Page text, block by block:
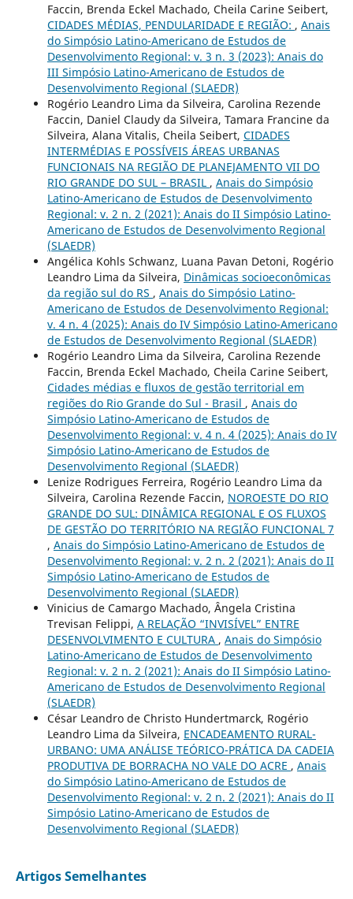
Faccin, Brenda Eckel Machado, Cheila Carine Seibert,
CIDADES MÉDIAS, PENDULARIDADE E REGIÃO: , Anais
do Simpósio Latino-Americano de Estudos de
Desenvolvimento Regional: v. 3 n. 3 (2023): Anais do
III Simpósio Latino-Americano de Estudos de
Desenvolvimento Regional (SLAEDR)
Rogério Leandro Lima da Silveira, Carolina Rezende
Faccin, Daniel Claudy da Silveira, Tamara Francine da
Silveira, Alana Vitalis, Cheila Seibert, CIDADES
INTERMÉDIAS E POSSÍVEIS ÁREAS URBANAS
FUNCIONAIS NA REGIÃO DE PLANEJAMENTO VII DO
RIO GRANDE DO SUL – BRASIL , Anais do Simpósio
Latino-Americano de Estudos de Desenvolvimento
Regional: v. 2 n. 2 (2021): Anais do II Simpósio Latino-
Americano de Estudos de Desenvolvimento Regional
(SLAEDR)
Angélica Kohls Schwanz, Luana Pavan Detoni, Rogério
Leandro Lima da Silveira, Dinâmicas socioeconômicas
da região sul do RS , Anais do Simpósio Latino-
Americano de Estudos de Desenvolvimento Regional:
v. 4 n. 4 (2025): Anais do IV Simpósio Latino-Americano
de Estudos de Desenvolvimento Regional (SLAEDR)
Rogério Leandro Lima da Silveira, Carolina Rezende
Faccin, Brenda Eckel Machado, Cheila Carine Seibert,
Cidades médias e fluxos de gestão territorial em
regiões do Rio Grande do Sul - Brasil , Anais do
Simpósio Latino-Americano de Estudos de
Desenvolvimento Regional: v. 4 n. 4 (2025): Anais do IV
Simpósio Latino-Americano de Estudos de
Desenvolvimento Regional (SLAEDR)
Lenize Rodrigues Ferreira, Rogério Leandro Lima da
Silveira, Carolina Rezende Faccin, NOROESTE DO RIO
GRANDE DO SUL: DINÂMICA REGIONAL E OS FLUXOS
DE GESTÃO DO TERRITÓRIO NA REGIÃO FUNCIONAL 7
, Anais do Simpósio Latino-Americano de Estudos de
Desenvolvimento Regional: v. 2 n. 2 (2021): Anais do II
Simpósio Latino-Americano de Estudos de
Desenvolvimento Regional (SLAEDR)
Vinicius de Camargo Machado, Ângela Cristina
Trevisan Felippi, A RELAÇÃO “INVISÍVEL” ENTRE
DESENVOLVIMENTO E CULTURA , Anais do Simpósio
Latino-Americano de Estudos de Desenvolvimento
Regional: v. 2 n. 2 (2021): Anais do II Simpósio Latino-
Americano de Estudos de Desenvolvimento Regional
(SLAEDR)
César Leandro de Christo Hundertmarck, Rogério
Leandro Lima da Silveira, ENCADEAMENTO RURAL-
URBANO: UMA ANÁLISE TEÓRICO-PRÁTICA DA CADEIA
PRODUTIVA DE BORRACHA NO VALE DO ACRE , Anais
do Simpósio Latino-Americano de Estudos de
Desenvolvimento Regional: v. 2 n. 2 (2021): Anais do II
Simpósio Latino-Americano de Estudos de
Desenvolvimento Regional (SLAEDR)
Artigos Semelhantes